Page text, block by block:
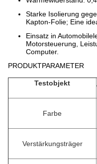
Starke Isolierung
Kapton-Folie; Eine
Einsatz in
Motorsteuerung,
Computer.
PRODUKTPARAMETER
Testobjekt
Farbe
Verstärkungsträger